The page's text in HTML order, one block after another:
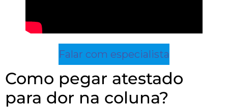
Falar com especialista
Como pegar atestado
para dor na coluna?